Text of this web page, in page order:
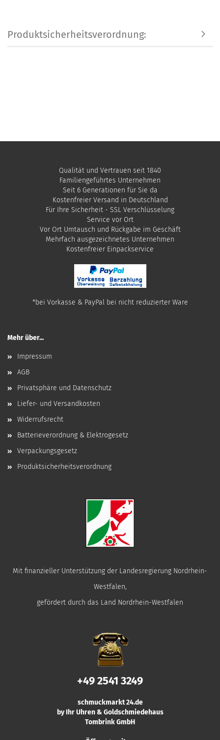
Produktsicherheitsverordnung:
Qualität und Vertrauen seit 1840
Familiengeführtes Unternehmen
Seit 6 Generationen für Sie da
Kostenfreier Versand in Deutschland
Für Ihre Sicherheit - SSL Verschlüsselung
Service vor Ort
Vor Ort Umtausch und Rückgabe im Geschäft
Mehrfach ausgezeichnetes Unternehmen
​Kostenfreier Einpackservice
*bei Vorkasse & PayPal bei nicht reduzierter Ware
Mehr über...
Impressum
AGB
Privatsphäre und Datenschutz
Liefer- und Versandkosten
Widerrufsrecht
Batterieverordnung & Elektrogesetz
Verpackungsgesetz
Produktsicherheitsverordnung
Mit finanzieller Unterstützung der Landesregierung Nordrhein-
Westfalen,
gefördert durch das Land Nordrhein-Westfalen
+49 2541 3249
schmuckmarkt 24.de
by Ihr Uhren & Goldschmiedehaus
Tombrink GmbH